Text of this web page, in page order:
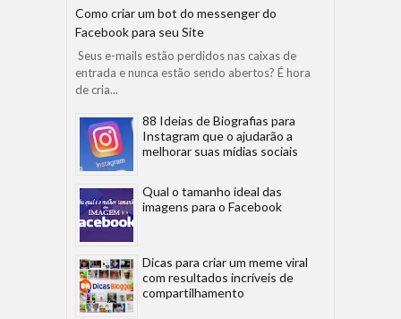
Como criar um bot do messenger do
Facebook para seu Site
Seus e-mails estão perdidos nas caixas de
entrada e nunca estão sendo abertos? É hora
de cria...
88 Ideias de Biografias para
Instagram que o ajudarão a
melhorar suas mídias sociais
Qual o tamanho ideal das
imagens para o Facebook
Dicas para criar um meme viral
com resultados incríveis de
compartilhamento